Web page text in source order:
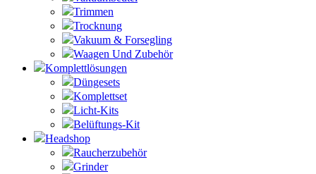
Trimmen
Trocknung
Vakuum & Forsegling
Waagen Und Zubehör
Komplettlösungen
Düngesets
Komplettset
Licht-Kits
Belüftungs-Kit
Headshop
Raucherzubehör
Grinder